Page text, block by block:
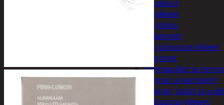
Huonetuoksut
Juhlatarvikkeet
Koristelu
Paketointi
Keittiö ja taloustarvikkeet
Aterimet
Juomapullot ja
Kannut ja kanisterit
Kauhat, lastat ja
Kattaustarvikkeet